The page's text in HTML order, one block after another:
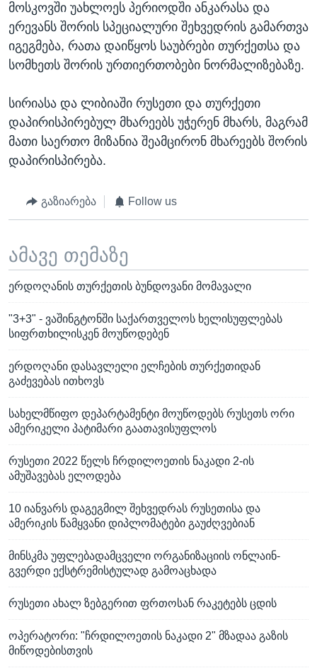
მოსკოვში უახლოეს პერიოდში ანკარასა და
ერევანს შორის სპეციალური შეხვედრის გამართვა
იგეგმება, რათა დაიწყოს საუბრები თურქეთსა და
სომხეთს შორის ურთიერთობები ნორმალიზებაზე.
სირიასა და ლიბიაში რუსეთი და თურქეთი
დაპირისპირებულ მხარეებს უჭერენ მხარს, მაგრამ
მათი საერთო მიზანია შეამცირონ მხარეებს შორის
დაპირისპირება.
გაზიარება Follow us
ამავე თემაზე
ერდოღანის თურქეთის ბუნდოვანი მომავალი
"3+3" - ვაშინგტონში საქართველოს ხელისუფლებას
სიფრთხილისკენ მოუწოდებენ
ერდოღანი დასავლელი ელჩების თურქეთიდან
გაძევებას ითხოვს
სახელმწიფო დეპარტამენტი მოუწოდებს რუსეთს ორი
ამერიკელი პატიმარი გაათავისუფლოს
რუსეთი 2022 წელს ჩრდილოეთის ნაკადი 2-ის
ამუშავებას ელოდება
10 იანვარს დაგეგმილ შეხვედრას რუსეთისა და
ამერიკის წამყვანი დიპლომატები გაუძღვებიან
მინსკმა უფლებადამცველი ორგანიზაციის ონლაინ-
გვერდი ექსტრემისტულად გამოაცხადა
რუსეთი ახალ ზებგერით ფრთოსან რაკეტებს ცდის
ოპერატორი: "ჩრდილოეთის ნაკადი 2" მზადაა გაზის
მიწოდებისთვის